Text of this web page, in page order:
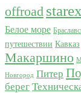
offroad
Белое море
путешествии Кавказ
Макаршино
Новгород Питер
берег